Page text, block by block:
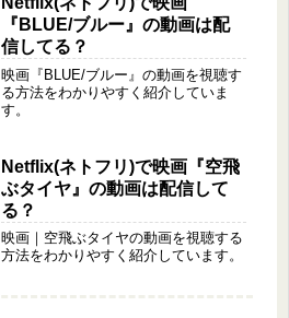
『BLUE/ブルー』の動画は配
信してる？
映画『BLUE/ブルー』の動画を視聴す
る方法をわかりやすく紹介していま
す。
Netflix(ネトフリ)で映画『空飛
ぶタイヤ』の動画は配信して
る？
映画｜空飛ぶタイヤの動画を視聴する
方法をわかりやすく紹介しています。